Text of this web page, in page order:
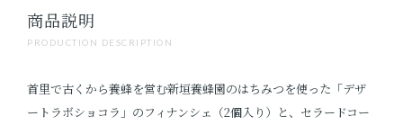
PRODUCTION DESCRIPTION
商品説明
首里で古くから養蜂を営む新垣養蜂園のはちみつを使った「デザ
ートラボショコラ」のフィナンシェ（2個入り）と、セラードコー